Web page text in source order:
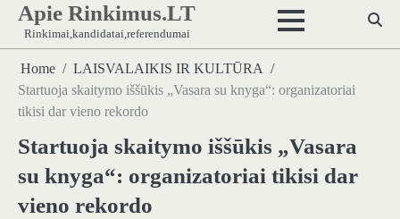
Skip
content
Apie Rinkimus.LT
Rinkimai,kandidatai,referendumai
Home
LAISVALAIKIS IR KULTŪRA
Startuoja skaitymo iššūkis „Vasara su knyga“: organizatoriai
tikisi dar vieno rekordo
Startuoja skaitymo iššūkis „Vasara
su knyga“: organizatoriai tikisi dar
vieno rekordo